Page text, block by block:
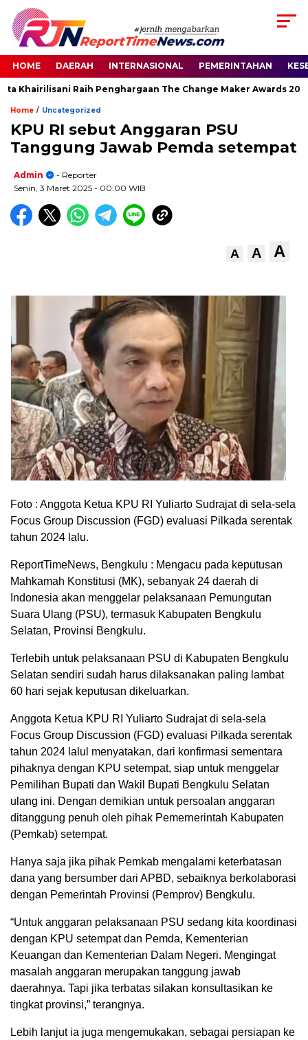
HOME DAERAH INTERNASIONAL PEMERINTAHAN
Raih Penghargaan The Change Maker Awards 2026
Home / Uncategorized
KPU RI sebut Anggaran PSU
Tanggung Jawab Pemda setempat
Admin
- Reporter
Senin, 3 Maret 2025 - 00:00 WIB
A A A
Foto : Anggota Ketua KPU RI Yuliarto Sudrajat di sela-sela
Focus Group Discussion (FGD) evaluasi Pilkada serentak
tahun 2024 lalu.
ReportTimeNews, Bengkulu : Mengacu pada keputusan
Mahkamah Konstitusi (MK), sebanyak 24 daerah di
Indonesia akan menggelar pelaksanaan Pemungutan
Suara Ulang (PSU), termasuk Kabupaten Bengkulu
Selatan, Provinsi Bengkulu.
Terlebih untuk pelaksanaan PSU di Kabupaten Bengkulu
Selatan sendiri sudah harus dilaksanakan paling lambat
60 hari sejak keputusan dikeluarkan.
Anggota Ketua KPU RI Yuliarto Sudrajat di sela-sela
Focus Group Discussion (FGD) evaluasi Pilkada serentak
tahun 2024 lalul menyatakan, dari konfirmasi sementara
pihaknya dengan KPU setempat, siap untuk menggelar
Pemilihan Bupati dan Wakil Bupati Bengkulu Selatan
ulang ini. Dengan demikian untuk persoalan anggaran
ditanggung penuh oleh pihak Pemernerintah Kabupaten
(Pemkab) setempat.
Hanya saja jika pihak Pemkab mengalami keterbatasan
dana yang bersumber dari APBD, sebaiknya berkolaborasi
dengan Pemerintah Provinsi (Pemprov) Bengkulu.
“Untuk anggaran pelaksanaan PSU sedang kita koordinasi
dengan KPU setempat dan Pemda, Kementerian
Keuangan dan Kementerian Dalam Negeri. Mengingat
masalah anggaran merupakan tanggung jawab
daerahnya. Tapi jika terbatas silakan konsultasikan ke
tingkat provinsi,” terangnya.
Lebih lanjut ia juga mengemukakan, sebagai persiapan ke